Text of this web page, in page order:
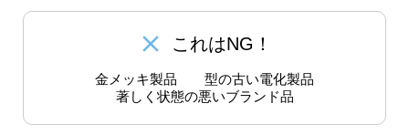
close これはNG！
金メッキ製品
型の古い電化製品
著しく状態の悪いブランド品